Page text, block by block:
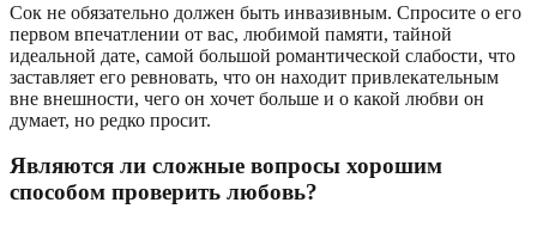
Сок не обязательно должен быть инвазивным. Спросите о его
первом впечатлении от вас, любимой памяти, тайной
идеальной дате, самой большой романтической слабости, что
заставляет его ревновать, что он находит привлекательным
вне внешности, чего он хочет больше и о какой любви он
думает, но редко просит.
Являются ли сложные вопросы хорошим
способом проверить любовь?